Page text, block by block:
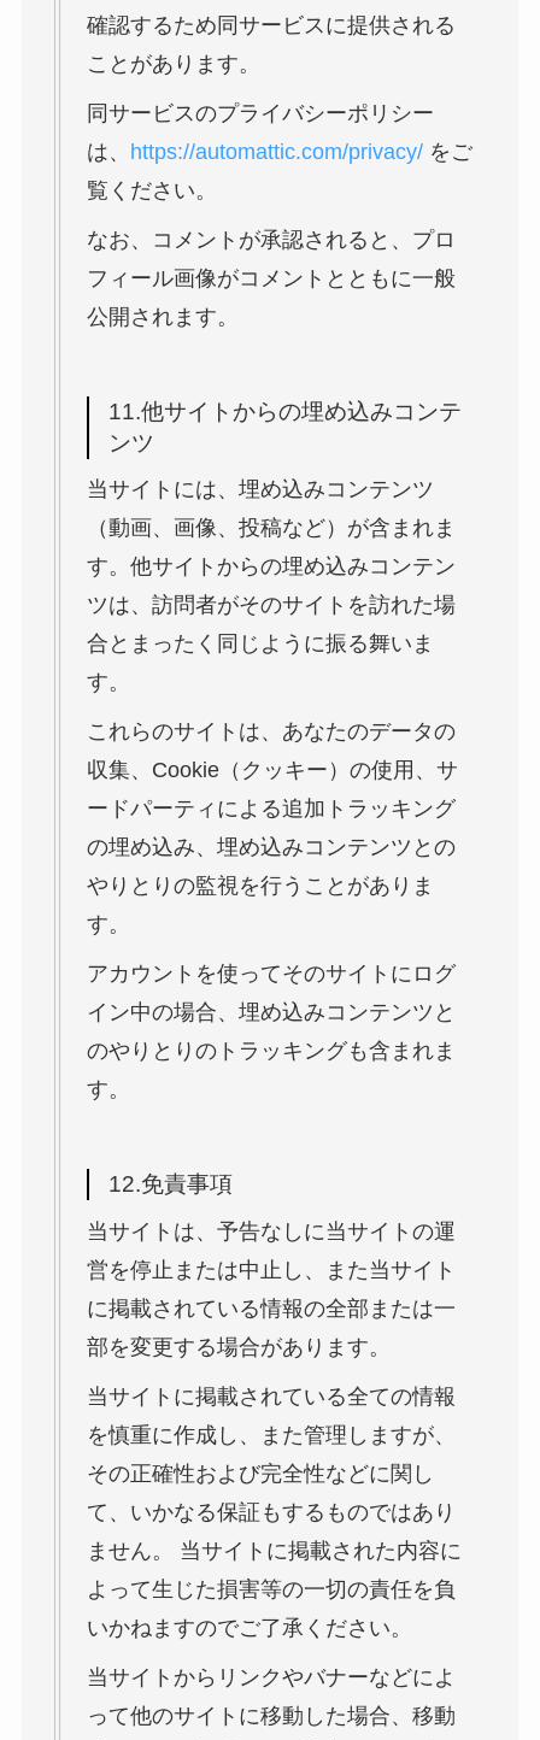
確認するため同サービスに提供される
ことがあります。
同サービスのプライバシーポリシー
は、
https://automattic.com/privacy/をご
覧ください。
なお、コメントが承認されると、プロ
フィール画像がコメントとともに一般
公開されます。
11.他サイトからの埋め込みコンテ
ンツ
当サイトには、埋め込みコンテンツ
（動画、画像、投稿など）が含まれま
す。他サイトからの埋め込みコンテン
ツは、訪問者がそのサイトを訪れた場
合とまったく同じように振る舞いま
す。
これらのサイトは、あなたのデータの
収集、Cookie（クッキー）の使用、サ
ードパーティによる追加トラッキング
の埋め込み、埋め込みコンテンツとの
やりとりの監視を行うことがありま
す。
アカウントを使ってそのサイトにログ
イン中の場合、埋め込みコンテンツと
のやりとりのトラッキングも含まれま
す。
12.免責事項
当サイトは、予告なしに当サイトの運
営を停止または中止し、また当サイト
に掲載されている情報の全部または一
部を変更する場合があります。
当サイトに掲載されている全ての情報
を慎重に作成し、また管理しますが、
その正確性および完全性などに関し
て、いかなる保証もするものではあり
ません。 当サイトに掲載された内容に
よって生じた損害等の一切の責任を負
いかねますのでご了承ください。
当サイトからリンクやバナーなどによ
って他のサイトに移動した場合、移動